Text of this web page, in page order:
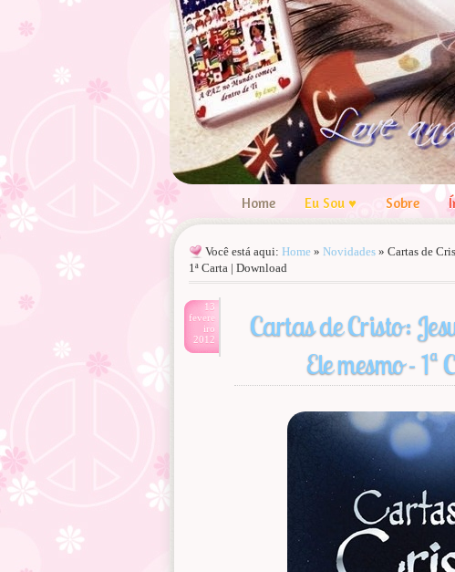
Home Eu Sou ♥ Sobre
Você está aqui: Home » Novidades » Cartas de
1ª Carta | Download
13
fevere
iro
2012
Cartas de Cristo:
Ele mesmo -